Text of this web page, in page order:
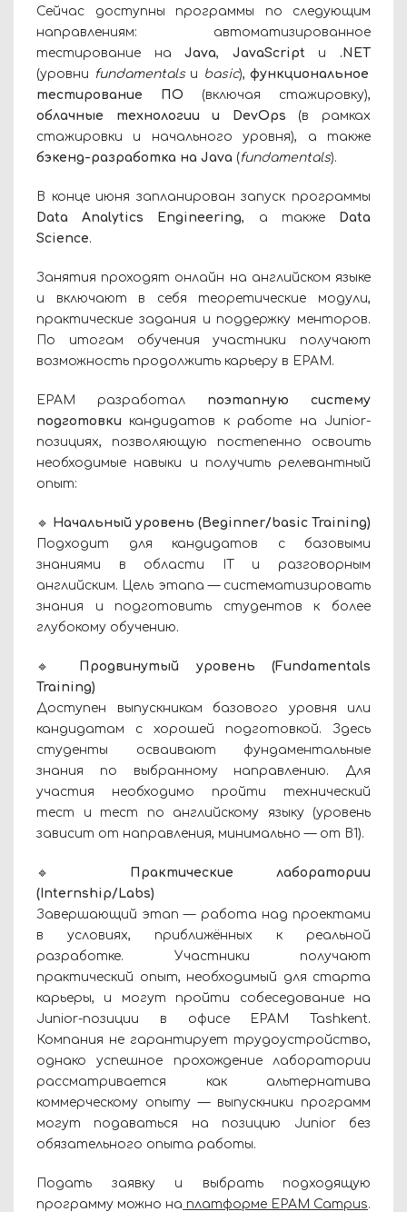
Сейчас доступны программы по следующим
направлениям: автоматизированное
тестирование наJava, JavaScript и.NET
(уровни fundamentalsи basic),функциональное
тестирование ПО (включая стажировку),
облачные технологии и DevOps (в рамках
стажировки и начального уровня), а также
бэкенд-разработка на Java (fundamentals).
В конце июня запланирован запуск программы
Data Analytics Engineering, а также
Data
Science.
Занятия проходят онлайн на английском языке
и включают в себя теоретические модули,
практические задания и поддержку менторов.
По итогам обучения участники получают
возможность продолжить карьеру в EPAM.
EPAM разработал поэтапную систему
подготовки кандидатов к работе на Junior-
позициях, позволяющую постепенно освоить
необходимые навыки и получить релевантный
опыт:
🔹
Начальный уровень (Beginner/basic Training)
Подходит для кандидатов с базовыми
знаниями в области IT и разговорным
английским. Цель этапа — систематизировать
знания и подготовить студентов к более
глубокому обучению.
🔹
Продвинутый уровень (Fundamentals
Training)
Доступен выпускникам базового уровня или
кандидатам с хорошей подготовкой. Здесь
студенты осваивают фундаментальные
знания по выбранному направлению. Для
участия необходимо пройти технический
тест и тест по английскому языку (уровень
зависит от направления, минимально — от B1).
🔹
Практические лаборатории
(Internship/Labs)
Завершающий этап — работа над проектами
в условиях, приближённых к реальной
разработке. Участники получают
практический опыт, необходимый для старта
карьеры, и могут пройти собеседование на
Junior-позиции в офисе EPAM Tashkent.
Компания не гарантирует трудоустройство,
однако успешное прохождение лаборатории
рассматривается как альтернатива
коммерческому опыту — выпускники программ
могут подаваться на позицию Junior без
обязательного опыта работы.
Подать заявку и выбрать подходящую
программу можно на платформе EPAM Campus.